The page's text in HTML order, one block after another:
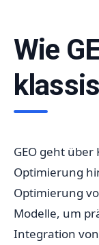
Wie
GEO geht
Optimierung
Optimierung
Modelle, um
Integration